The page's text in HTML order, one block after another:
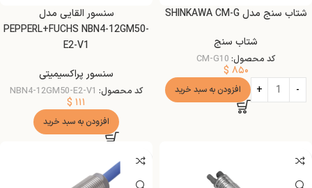
شتاب سنج مدل SHINKAWA CM-G
شتاب سنج
کد محصول: CM-G10
$ ۸۵۰
افزودن به سبد خرید
سنسور القایی مدل
PEPPERL+FUCHS NBN4-12GM50-
E2-V1
سنسور پراکسیمیتی
کد محصول: NBN4-12GM50-E2-V1
$ ۱۱۱
افزودن به سبد خرید